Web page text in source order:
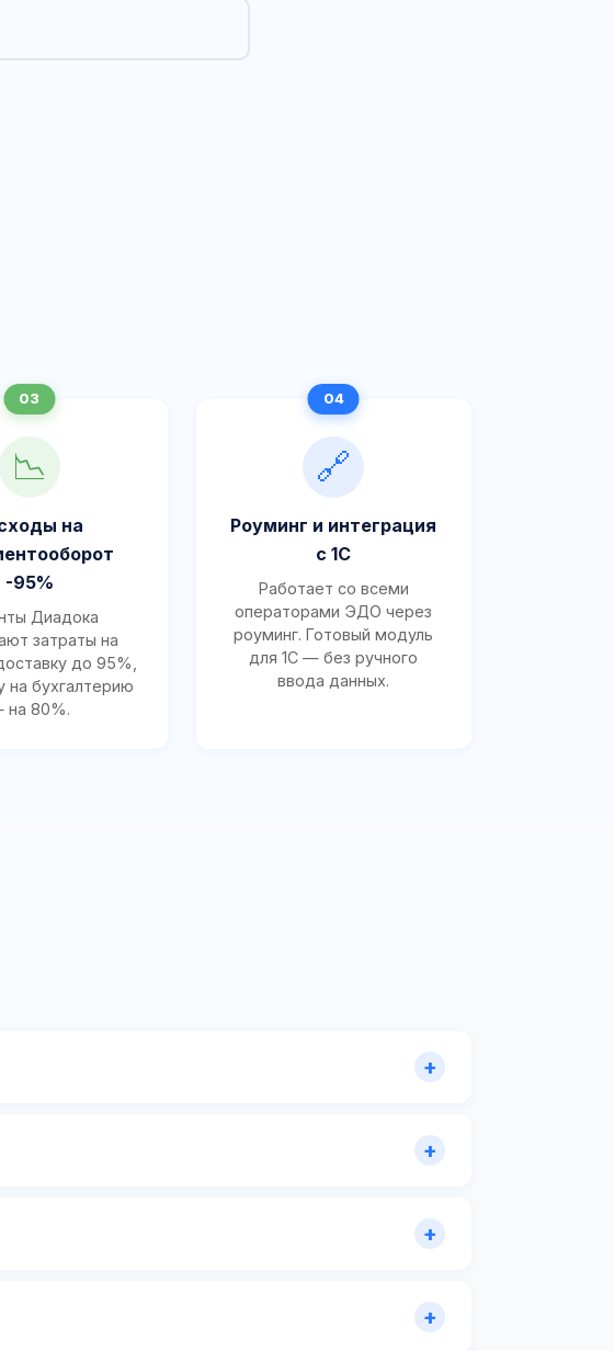
📉
на
-95%
Диадока
затраты на
до 95%,
на бухгалтерию
на 80%.
🔗
Роуминг и интеграция
с 1С
Работает со всеми
операторами ЭДО через
роуминг. Готовый модуль
для 1С — без ручного
ввода данных.